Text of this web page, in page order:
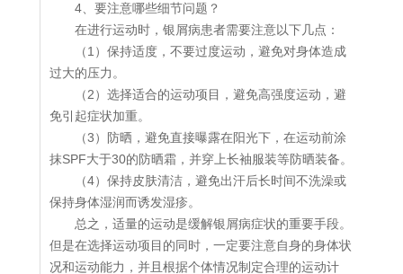
4、要注意哪些细节问题？
在进行运动时，银屑病患者需要注意以下几点：
（1）保持适度，不要过度运动，避免对身体造成
过大的压力。
（2）选择适合的运动项目，避免高强度运动，避
免引起症状加重。
（3）防晒，避免直接曝露在阳光下，在运动前涂
抹SPF大于30的防晒霜，并穿上长袖服装等防晒装备。
（4）保持皮肤清洁，避免出汗后长时间不洗澡或
保持身体湿润而诱发湿疹。
总之，适量的运动是缓解银屑病症状的重要手段。
但是在选择运动项目的同时，一定要注意自身的身体状
况和运动能力，并且根据个体情况制定合理的运动计